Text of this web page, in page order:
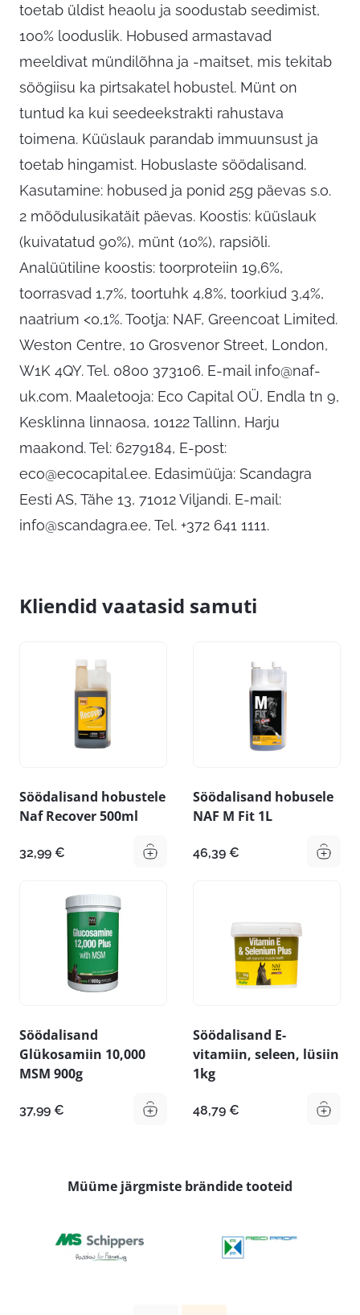
toetab üldist heaolu ja soodustab seedimist,
100% looduslik. Hobused armastavad
meeldivat mündilõhna ja -maitset, mis tekitab
söögiisu ka pirtsakatel hobustel. Münt on
tuntud ka kui seedeekstrakti rahustava
toimena. Küüslauk parandab immuunsust ja
toetab hingamist. Hobuslaste söödalisand.
Kasutamine: hobused ja ponid 25g päevas s.o.
2 mõõdulusikatäit päevas. Koostis: küüslauk
(kuivatatud 90%), münt (10%), rapsiõli.
Analüütiline koostis: toorproteiin 19,6%,
toorrasvad 1,7%, toortuhk 4,8%, toorkiud 3,4%,
naatrium <0,1%. Tootja: NAF, Greencoat Limited.
Weston Centre, 10 Grosvenor Street, London,
W1K 4QY. Tel. 0800 373106. E-mail info@naf-
uk.com. Maaletooja: Eco Capital OÜ, Endla tn 9,
Kesklinna linnaosa, 10122 Tallinn, Harju
maakond. Tel: 6279184, E-post:
eco@ecocapital.ee. Edasimüüja: Scandagra
Eesti AS, Tähe 13, 71012 Viljandi. E-mail:
info@scandagra.ee, Tel. +372 641 1111.
Kliendid vaatasid samuti
Söödalisand hobustele
Naf Recover 500ml
32,99 €
Söödalisand hobusele
NAF M Fit 1L
46,39 €
Söödalisand
Glükosamiin 10,000
MSM 900g
37,99 €
Söödalisand E-
vitamiin, seleen, lüsiin
1kg
48,79 €
Müüme järgmiste brändide tooteid